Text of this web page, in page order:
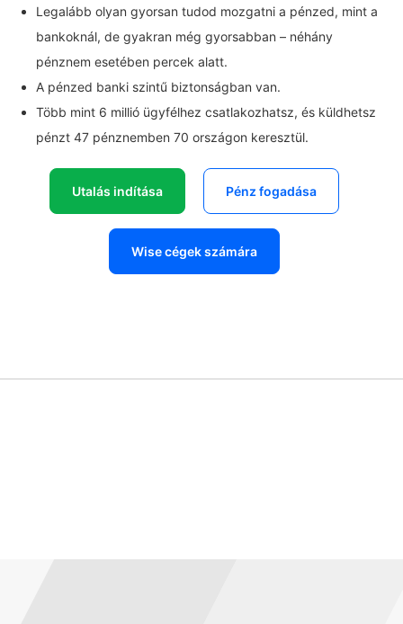
Legalább olyan gyorsan tudod mozgatni a pénzed, mint a
bankoknál, de gyakran még gyorsabban – néhány
pénznem esetében percek alatt.
A pénzed banki szintű biztonságban van.
Több mint 6 millió ügyfélhez csatlakozhatsz, és küldhetsz
pénzt 47 pénznemben 70 országon keresztül.
Utalás indítása Pénz fogadása
Wise cégek számára